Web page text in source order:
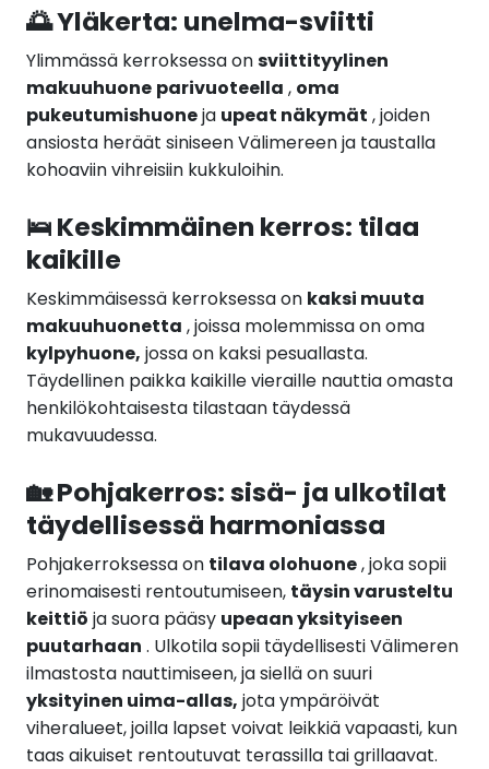
🌅 Yläkerta: unelma-sviitti
Ylimmässä kerroksessa onsviittityylinen
makuuhuone parivuoteella , oma
pukeutumishuoneja upeat näkymät , joiden
ansiosta heräät siniseen Välimereen ja taustalla
kohoaviin vihreisiin kukkuloihin.
🛌 Keskimmäinen kerros: tilaa
kaikille
Keskimmäisessä kerroksessa on kaksi muuta
makuuhuonetta , joissa molemmissa on oma
kylpyhuone, jossa on kaksi pesuallasta.
Täydellinen paikka kaikille vieraille nauttia omasta
henkilökohtaisesta tilastaan täydessä
mukavuudessa.
🏡 Pohjakerros: sisä- ja ulkotilat
täydellisessä harmoniassa
Pohjakerroksessa on tilava olohuone, joka sopii
erinomaisesti rentoutumiseen, täysin varusteltu
keittiö ja suora pääsy upeaan yksityiseen
puutarhaan . Ulkotila sopii täydellisesti Välimeren
ilmastosta nauttimiseen, ja siellä on suuri
yksityinen uima-allas, jota ympäröivät
viheralueet, joilla lapset voivat leikkiä vapaasti, kun
taas aikuiset rentoutuvat terassilla tai grillaavat.